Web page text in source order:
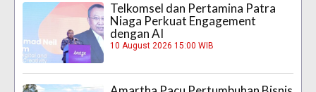
Telkomsel dan Pertamina Patra
Niaga Perkuat Engagement
dengan AI
10 August 2026 15:00 WIB